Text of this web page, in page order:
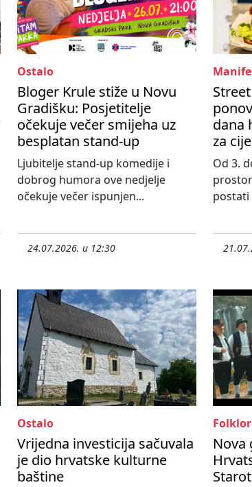
Ostalo
Bloger Krule stiže u Novu
Gradišku: Posjetitelje
očekuje večer smijeha uz
besplatan stand-up
Ljubitelje stand-up komedije i
dobrog humora ove nedjelje
očekuje večer ispunjen...
24.07.2026. u 12:30
dana
za
Od 3.
postati
Ostalo
Vrijedna investicija sačuvala
je dio hrvatske kulturne
baštine
Folklor
Nova